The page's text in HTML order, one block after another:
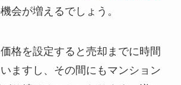
会が増えるでしょう。
格を設定すると売却までに時間
ますし、その間にもマンション